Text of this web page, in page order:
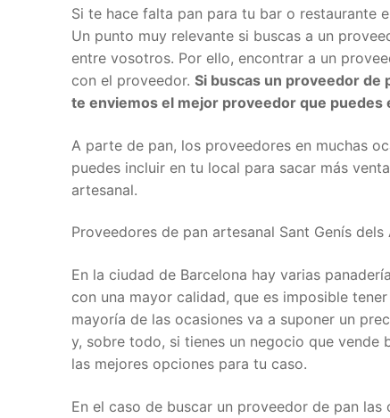
Si te hace falta pan para tu bar o restaurante
Un punto muy relevante si buscas a un
entre vosotros. Por ello, encontrar a un
con el proveedor. Si buscas un proveedor de
te enviemos el mejor proveedor que puedes
A parte de pan, los proveedores en muchas
puedes incluir en tu local para sacar más
artesanal.
Proveedores de pan artesanal Sant Genís dels
En la ciudad de Barcelona hay varias
con una mayor calidad, que es imposible
mayoría de las ocasiones va a suponer un
y, sobre todo, si tienes un negocio que vende
las mejores opciones para tu caso.
En el caso de buscar un proveedor de pan